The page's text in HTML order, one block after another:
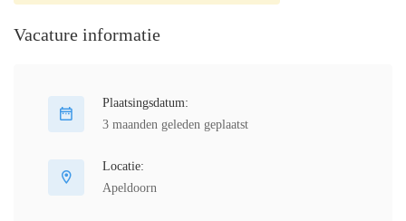
Vacature informatie
Plaatsingsdatum:
3 maanden geleden geplaatst
Locatie:
Apeldoorn